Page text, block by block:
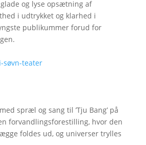
og lyse opsætning af
i udtrykket og klarhed i
publikummer forud for
spræl og sang til ’Tju Bang’ på
forvandlingsforestilling, hvor den
foldes ud, og universer trylles